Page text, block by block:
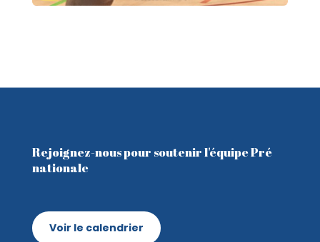
Rejoignez-nous pour soutenir l'équipe Pré
nationale
Voir le calendrier